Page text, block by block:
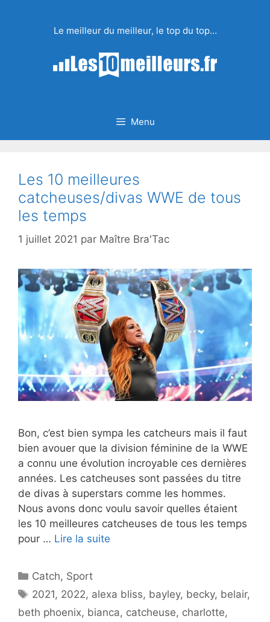
Le meilleur du meilleur, le top du top…
Menu
Les 10 meilleures
catcheuses/divas WWE de tous
les temps
1 juillet 2021 par Maître Bra'Tac
Bon, c’est bien sympa les catcheurs mais il faut
bien avouer que la division féminine de la WWE
a connu une évolution incroyable ces dernières
années. Les catcheuses sont passées du titre
de divas à superstars comme les hommes.
Nous avons donc voulu savoir quelles étaient
les 10 meilleures catcheuses de tous les temps
pour … Lire la suite
Catégories
Catch, Sport
Étiquettes
2021, 2022, alexa bliss, bayley, becky, belair,
beth phoenix, bianca, catcheuse, charlotte,